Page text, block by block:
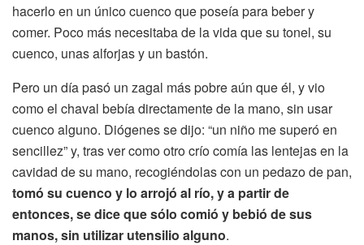
hacerlo en un único cuenco que poseía para beber y
comer. Poco más necesitaba de la vida que su tonel, su
cuenco, unas alforjas y un bastón.
Pero un día pasó un zagal más pobre aún que él, y vio
como el chaval bebía directamente de la mano, sin usar
cuenco alguno. Diógenes se dijo: “un niño me superó en
sencillez” y, tras ver como otro crío comía las lentejas en la
cavidad de su mano, recogiéndolas con un pedazo de pan,
tomó su cuenco y lo arrojó al río, y a partir de
entonces, se dice que sólo comió y bebió de sus
manos, sin utilizar utensilio alguno.